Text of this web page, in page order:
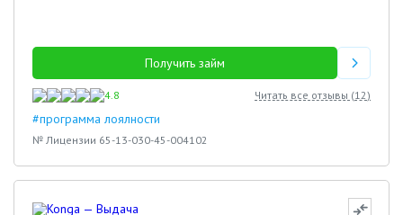
Получить займ
4.8 Читать все отзывы (12)
#программа лоялности
№ Лицензии 65-13-030-45-004102